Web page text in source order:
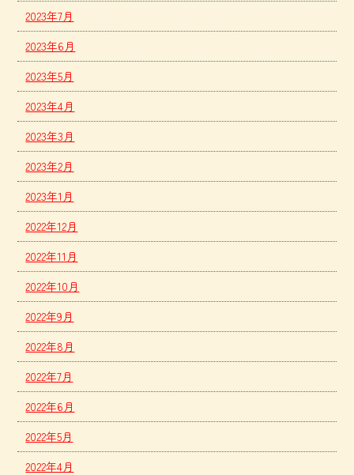
2023年7月
2023年6月
2023年5月
2023年4月
2023年3月
2023年2月
2023年1月
2022年12月
2022年11月
2022年10月
2022年9月
2022年8月
2022年7月
2022年6月
2022年5月
2022年4月